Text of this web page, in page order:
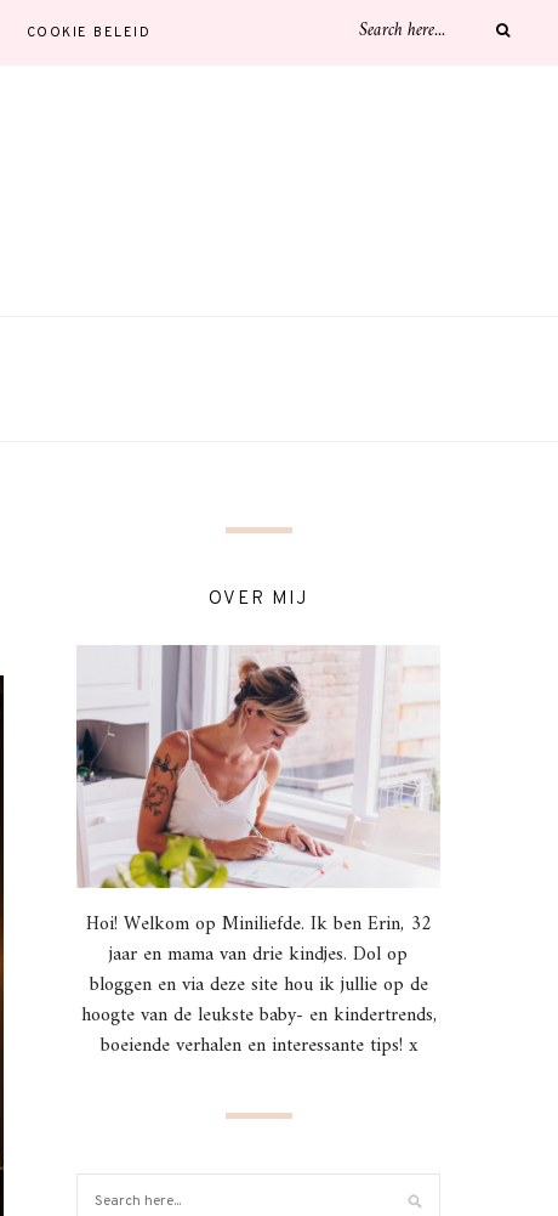
COOKIE BELEID
OVER MIJ
Hoi! Welkom op Miniliefde. Ik ben Erin, 32
jaar en mama van drie kindjes. Dol op
bloggen en via deze site hou ik jullie op de
hoogte van de leukste baby- en kindertrends,
boeiende verhalen en interessante tips! x